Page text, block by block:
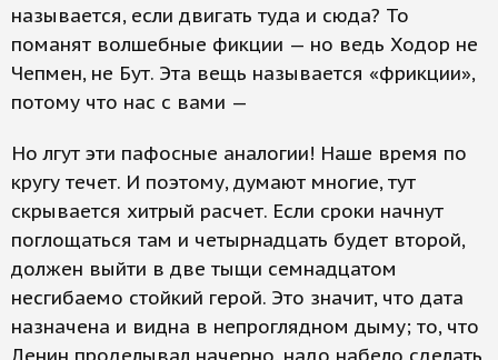
называется, если двигать туда и сюда? То
поманят волшебные фикции — но ведь Ходор не
Чепмен, не Бут. Эта вещь называется «фрикции»,
потому что нас с вами —
Но лгут эти пафосные аналогии! Наше время по
кругу течет. И поэтому, думают многие, тут
скрывается хитрый расчет. Если сроки начнут
поглощаться там и четырнадцать будет второй,
должен выйти в две тыщи семнадцатом
несгибаемо стойкий герой. Это значит, что дата
назначена и видна в непроглядном дыму; то, что